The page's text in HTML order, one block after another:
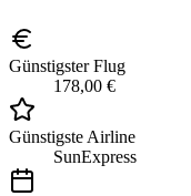
Günstigster Flug
178,00 €
Günstigste Airline
SunExpress